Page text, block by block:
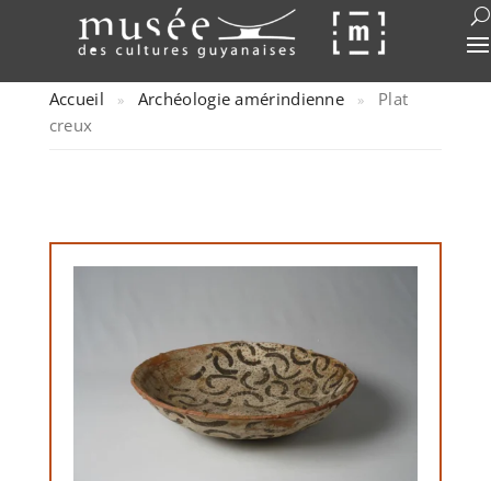
Accueil » Archéologie amérindienne »
Plat
creux